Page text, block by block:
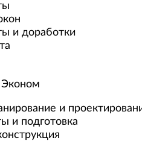
и доработки
и
и подготовка